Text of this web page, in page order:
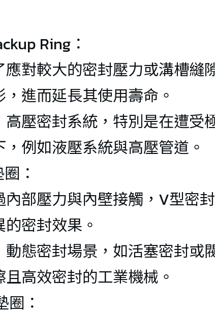
70°C/+10
air
30℃/+1
450 High
air
60℃/+5
455
exhaust duct
Ring：
應對較大的密封壓力或溝槽縫
進而延長其使用壽命。
高壓密封系統，特別是在遭受
例如液壓系統與高壓管道。
：
內部壓力與內壁接觸，V型密
密封效果。
動態密封場景，如活塞密封或
高效密封的工業機械。
圈：